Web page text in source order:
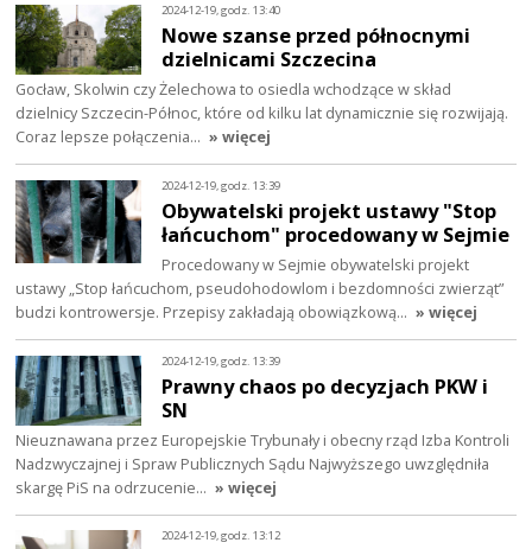
2024-12-19, godz. 13:40
Nowe szanse przed północnymi
dzielnicami Szczecina
Gocław, Skolwin czy Żelechowa to osiedla wchodzące w skład
dzielnicy Szczecin-Północ, które od kilku lat dynamicznie się rozwijają.
Coraz lepsze połączenia… » więcej
2024-12-19, godz. 13:39
Obywatelski projekt ustawy "Stop
łańcuchom" procedowany w Sejmie
Procedowany w Sejmie obywatelski projekt
ustawy „Stop łańcuchom, pseudohodowlom i bezdomności zwierząt”
budzi kontrowersje. Przepisy zakładają obowiązkową… » więcej
2024-12-19, godz. 13:39
Prawny chaos po decyzjach PKW i
SN
Nieuznawana przez Europejskie Trybunały i obecny rząd Izba Kontroli
Nadzwyczajnej i Spraw Publicznych Sądu Najwyższego uwzględniła
skargę PiS na odrzucenie… » więcej
2024-12-19, godz. 13:12